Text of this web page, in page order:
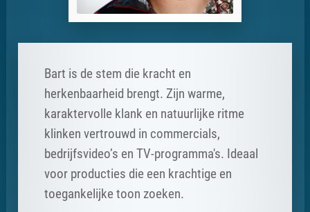
Bart is de stem die kracht en
herkenbaarheid brengt. Zijn warme,
karaktervolle klank en natuurlijke ritme
klinken vertrouwd in commercials,
bedrijfsvideo’s en TV-programma's. Ideaal
voor producties die een krachtige en
toegankelijke toon zoeken.